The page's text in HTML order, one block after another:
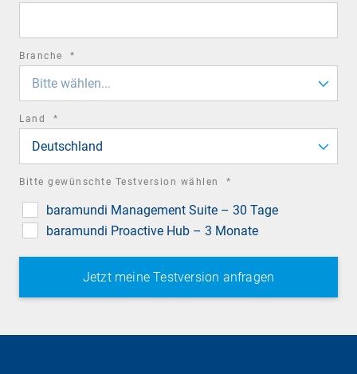
Branche *
Bitte wählen...
Land *
Deutschland
Bitte gewünschte Testversion wählen *
baramundi Management Suite – 30 Tage
baramundi Proactive Hub – 3 Monate